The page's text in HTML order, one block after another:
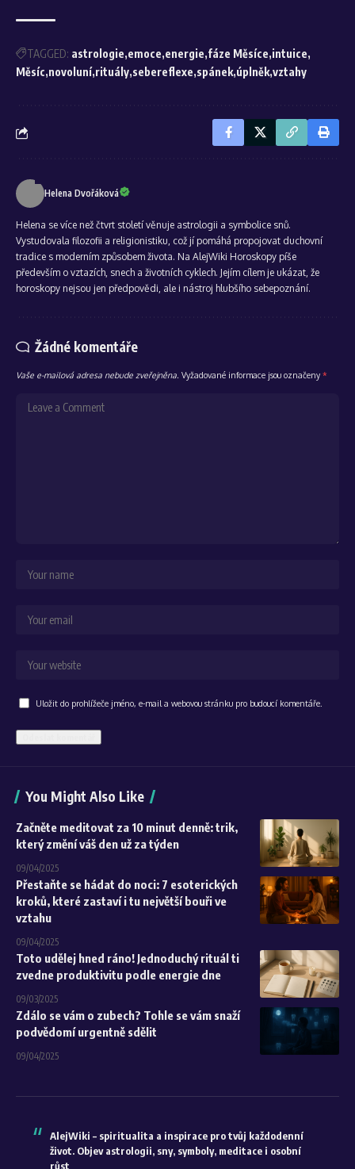
TAGGED: astrologie emoce energie fáze Měsíce intuice
Měsíc novoluní rituály sebereflexe spánek úplněk vztahy
Helena Dvořáková
Helena se více než čtvrt století věnuje astrologii a symbolice snů.
Vystudovala filozofii a religionistiku, což jí pomáhá propojovat duchovní
tradice s moderním způsobem života. Na AlejWiki Horoskopy píše
především o vztazích, snech a životních cyklech. Jejím cílem je ukázat, že
horoskopy nejsou jen předpovědi, ale i nástroj hlubšího sebepoznání.
Žádné komentáře
Vaše e-mailová adresa nebude zveřejněna. Vyžadované informace jsou označeny *
Uložit do prohlížeče jméno, e-mail a webovou stránku pro budoucí komentáře.
You Might Also Like
Začněte meditovat za 10 minut denně: trik,
který změní váš den už za týden
09/04/2025
Přestaňte se hádat do noci: 7 esoterických
kroků, které zastaví i tu největší bouři ve
vztahu
09/04/2025
Toto udělej hned ráno! Jednoduchý rituál ti
zvedne produktivitu podle energie dne
09/03/2025
Zdálo se vám o zubech? Tohle se vám snaží
podvědomí urgentně sdělit
09/04/2025
AlejWiki – spiritualita a inspirace pro tvůj každodenní
život. Objev astrologii, sny, symboly, meditace i osobní
růst